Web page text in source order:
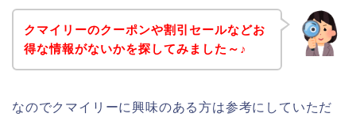
クマイリーのクーポンや割引セールなどお
得な情報がないかを探してみました～♪
なのでクマイリーに興味のある方は参考にしていただ